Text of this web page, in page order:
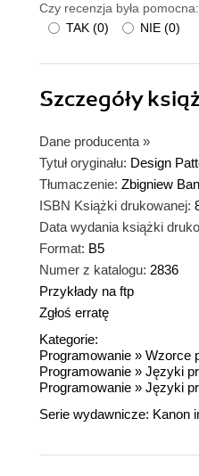
Czy recenzja była pomocna:
TAK (0) NIE (0)
Szczegóły
Dane producenta »
Tytuł oryginału: Design
Tłumaczenie: Zbigniew
ISBN Książki drukowanej:
Data wydania książki
Format: B5
Numer z katalogu: 2836
Przykłady na ftp
Zgłoś erratę
Kategorie:
Programowanie » Wzorce
Programowanie » Języki
Programowanie » Języki
Serie wydawnicze: Kanon